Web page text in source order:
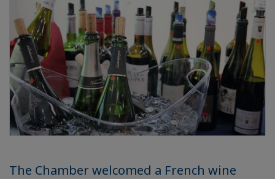
The Chamber welcomed a French wine